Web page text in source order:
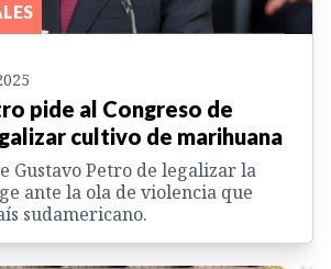
pide al Congreso de
cultivo de marihuana
Gustavo Petro de legalizar la
ante la ola de violencia que
sudamericano.